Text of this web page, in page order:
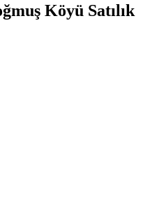
Köyü Satılık